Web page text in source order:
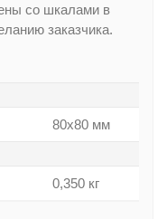
со шкалами в
заказчика.
80х80 мм
0,350 кг